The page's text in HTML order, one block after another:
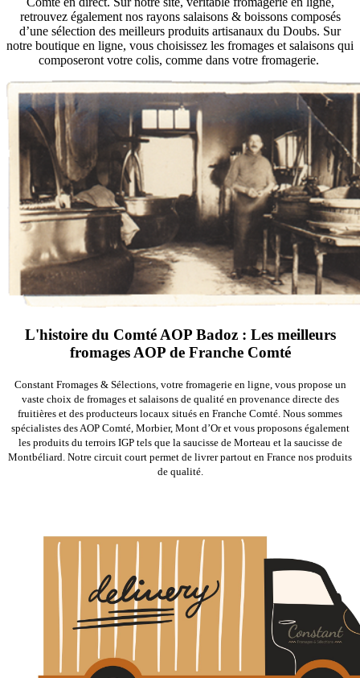
retrouvez également nos rayons salaisons & boissons composés
d’une sélection des meilleurs produits artisanaux du Doubs. Sur
notre boutique en ligne, vous choisissez les fromages et salaisons qui
composeront votre colis, comme dans votre fromagerie.
L'histoire du Comté AOP Badoz : Les meilleurs
fromages AOP de Franche Comté
Constant Fromages & Sélections, votre fromagerie en ligne, vous propose un
vaste choix de fromages et salaisons de qualité en provenance directe des
fruitières et des producteurs locaux situés en Franche Comté. Nous sommes
spécialistes des AOP Comté, Morbier, Mont d’Or et vous proposons également
les produits du terroirs IGP tels que la saucisse de Morteau et la saucisse de
Montbéliard. Notre circuit court permet de livrer partout en France nos produits
de qualité.